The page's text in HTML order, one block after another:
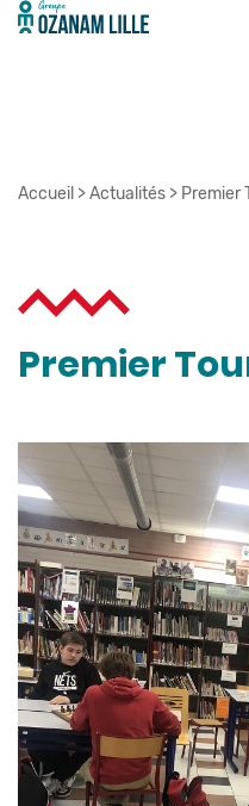
Accueil >Actualités > Premier
Premier